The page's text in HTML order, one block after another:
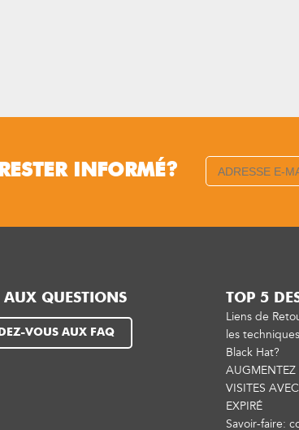
INFORMÉ?
AUX QUESTIONS
VOUS AUX FAQ
TOP 5
Liens de
les
Black Hat?
AUGMENTEZ
VISITES
EXPIRÉ
Savoir-faire: